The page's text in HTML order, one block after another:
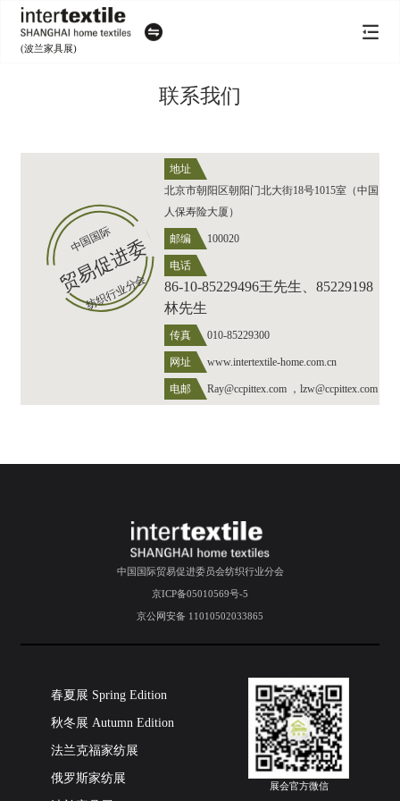
(波兰家具展)
联系我们
中国国际
贸
易
促
进
委
员
会
纺织行业分会
地址
北京市朝阳区朝阳门北大街18号1015室（中国
人保寿险大厦）
邮编 100020
电话
86-10-85229496王先生、 85229198
林先生
传真 010-85229300
网址 www.intertextile-home.com.cn
电邮 Ray@ccpittex.com ，lzw@ccpittex.com
中国国际贸易促进委员会纺织行业分会
京ICP备05010569号-5
京公网安备 11010502033865
春夏展 Spring Edition
秋冬展 Autumn Edition
法兰克福家纺展
俄罗斯家纺展
展会官方微信